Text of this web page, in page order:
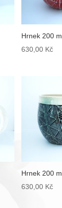
Hrnek 200
630,00 Kč
Hrnek 200
630,00 Kč